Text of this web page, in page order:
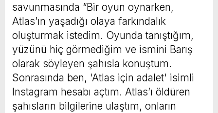
savunmasında “Bir oyun oynarken,
Atlas’ın yaşadığı olaya farkındalık
oluşturmak istedim. Oyunda tanıştığım,
yüzünü hiç görmediğim ve ismini Barış
olarak söyleyen şahısla konuştum.
Sonrasında ben, 'Atlas için adalet' isimli
Instagram hesabı açtım. Atlas’ı öldüren
şahısların bilgilerine ulaştım, onların